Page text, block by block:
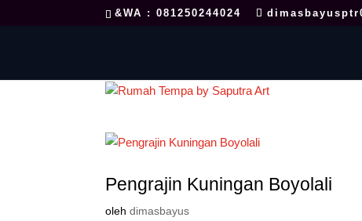
&WA : 081250244024
Pengrajin Kuningan Boyolali
olehdimasbayus